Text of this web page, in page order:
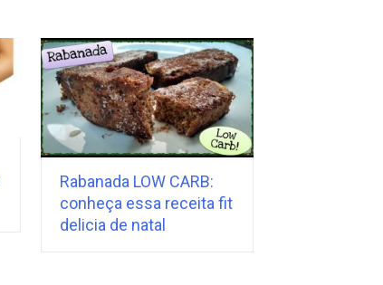
Rabanada LOW CARB:
conheça essa receita fit
delicia de natal